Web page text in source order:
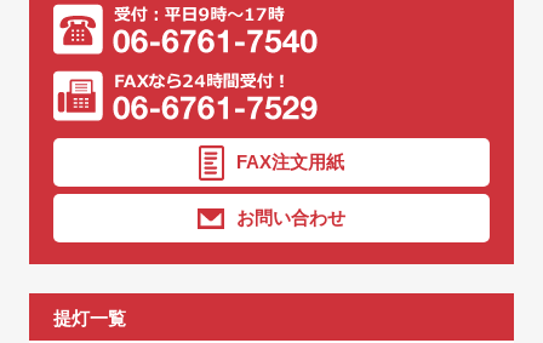
FAX注文用紙
お問い合わせ
提灯一覧